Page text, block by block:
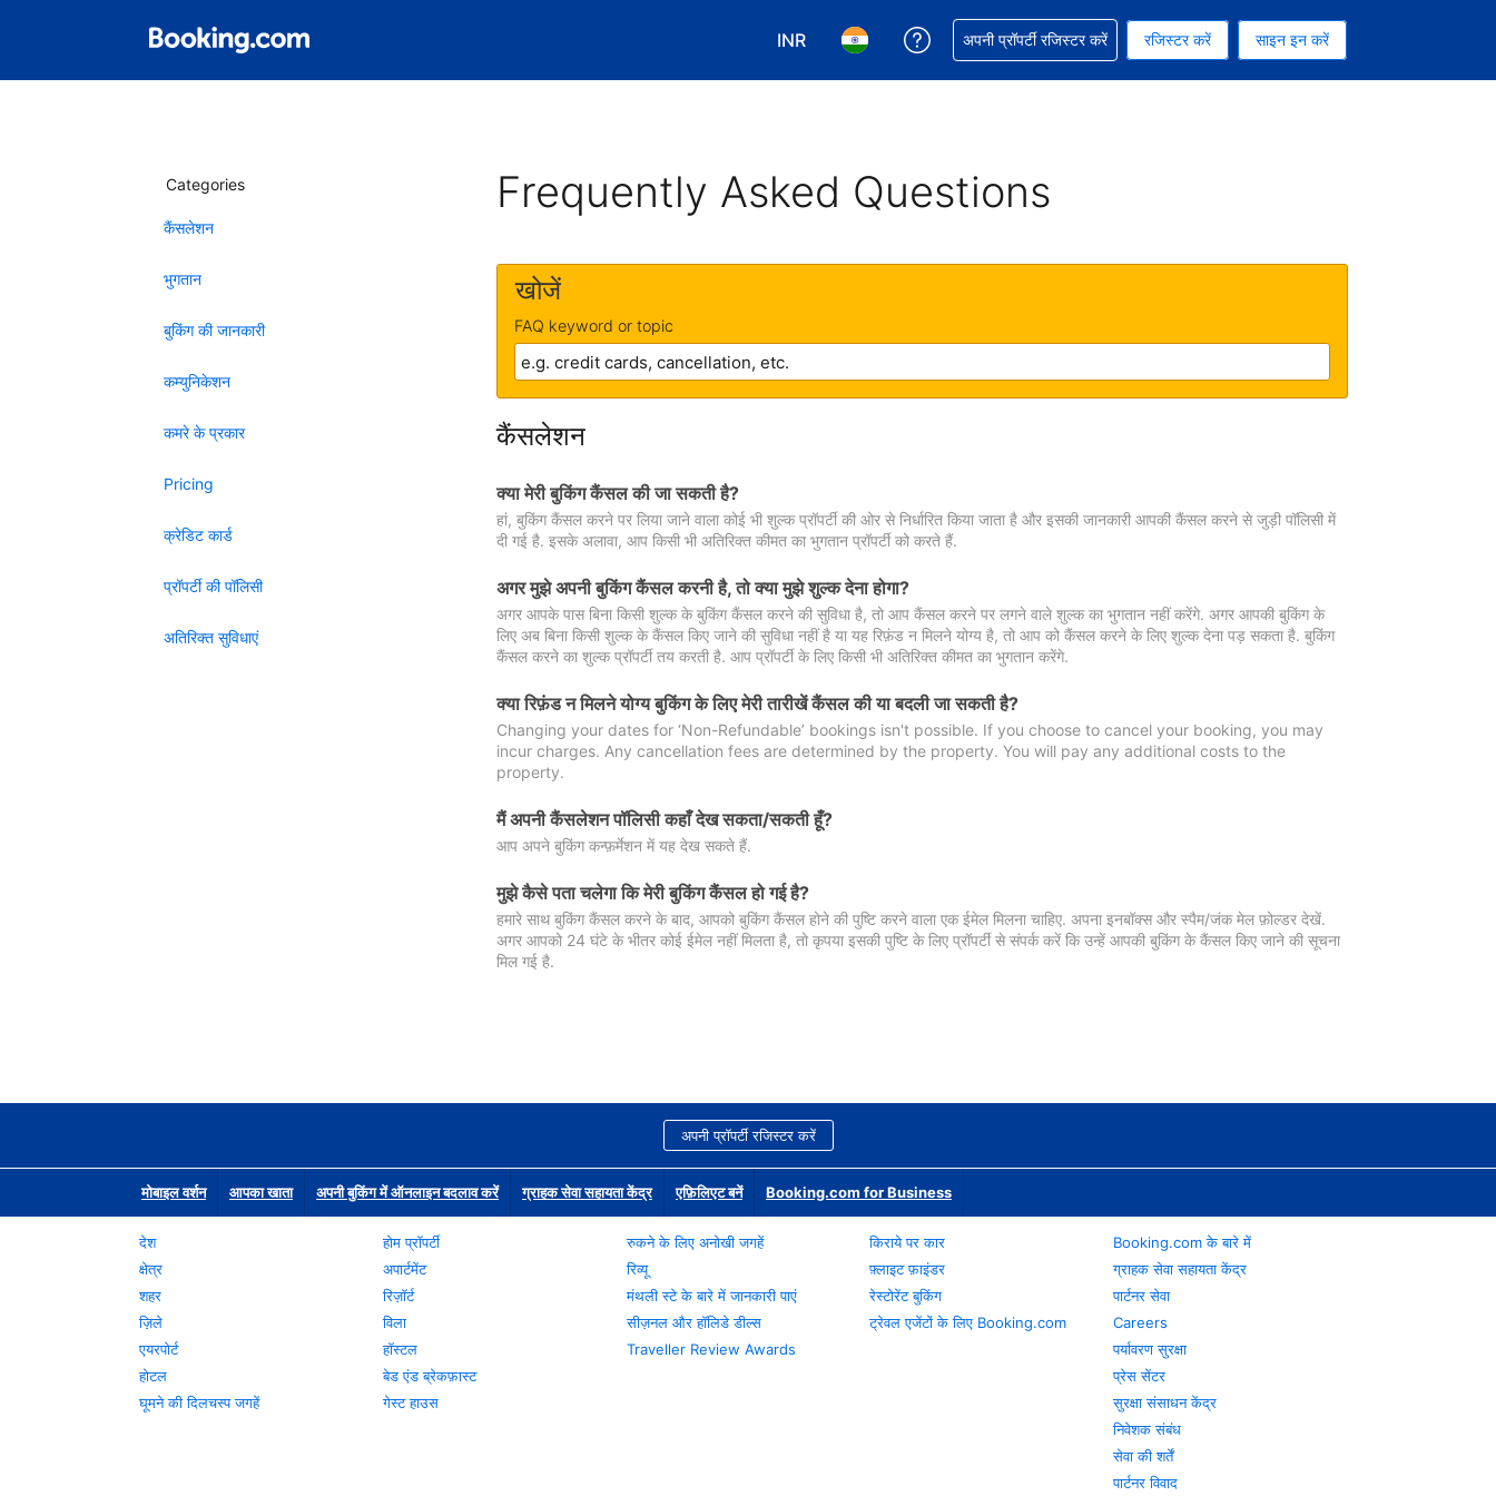
INR
अपनी करेंसी चुनें. आपने अभी INR करेंसी को चुना हुआ है
अपनी भाषा चुनें. आपने अभी हिन्दी भाषा को चुना हुआ है
अपनी बुकिंग में सहायता पाएं
अपनी प्रॉपर्टी रजिस्टर करें रजिस्टर करें साइन इन करें
Categories
कैंसलेशन
भुगतान
बुकिंग की जानकारी
कम्युनिकेशन
कमरे के प्रकार
Pricing
क्रेडिट कार्ड
प्रॉपर्टी की पॉलिसी
अतिरिक्त सुविधाएं
Frequently Asked Questions
खोजें
FAQ keyword or topic
कैंसलेशन
क्या मेरी बुकिंग कैंसल की जा सकती है?
हां, बुकिंग कैंसल करने पर लिया जाने वाला कोई भी शुल्क प्रॉपर्टी की ओर से निर्धारित किया जाता है और इसकी जानकारी आपकी कैंसल करने से जुड़ी पॉलिसी में
दी गई है. इसके अलावा, आप किसी भी अतिरिक्त कीमत का भुगतान प्रॉपर्टी को करते हैं.
अगर मुझे अपनी बुकिंग कैंसल करनी है, तो क्या मुझे शुल्क देना होगा?
अगर आपके पास बिना किसी शुल्क के बुकिंग कैंसल करने की सुविधा है, तो आप कैंसल करने पर लगने वाले शुल्क का भुगतान नहीं करेंगे. अगर आपकी बुकिंग के
लिए अब बिना किसी शुल्क के कैंसल किए जाने की सुविधा नहीं है या यह रिफ़ंड न मिलने योग्य है, तो आप को कैंसल करने के लिए शुल्क देना पड़ सकता है. बुकिंग
कैंसल करने का शुल्क प्रॉपर्टी तय करती है. आप प्रॉपर्टी के लिए किसी भी अतिरिक्त कीमत का भुगतान करेंगे.
क्या रिफ़ंड न मिलने योग्य बुकिंग के लिए मेरी तारीखें कैंसल की या बदली जा सकती है?
Changing your dates for ‘Non-Refundable’ bookings isn't possible. If you choose to cancel your booking, you may
incur charges. Any cancellation fees are determined by the property. You will pay any additional costs to the
property.
मैं अपनी कैंसलेशन पॉलिसी कहाँ देख सकता/सकती हूँ?
आप अपने बुकिंग कन्फ़र्मेशन में यह देख सकते हैं.
मुझे कैसे पता चलेगा कि मेरी बुकिंग कैंसल हो गई है?
हमारे साथ बुकिंग कैंसल करने के बाद, आपको बुकिंग कैंसल होने की पुष्टि करने वाला एक ईमेल मिलना चाहिए. अपना इनबॉक्स और स्पैम/जंक मेल फ़ोल्डर देखें.
अगर आपको 24 घंटे के भीतर कोई ईमेल नहीं मिलता है, तो कृपया इसकी पुष्टि के लिए प्रॉपर्टी से संपर्क करें कि उन्हें आपकी बुकिंग के कैंसल किए जाने की सूचना
मिल गई है.
अपनी प्रॉपर्टी रजिस्टर करें
मोबाइल वर्शन आपका खाता अपनी बुकिंग में ऑनलाइन बदलाव करें ग्राहक सेवा सहायता केंद्र एफ़िलिएट बनें Booking.com for Business
देश
क्षेत्र
शहर
ज़िले
एयरपोर्ट
होटल
घूमने की दिलचस्प जगहें
होम प्रॉपर्टी
अपार्टमेंट
रिज़ॉर्ट
विला
हॉस्टल
बेड एंड ब्रेकफ़ास्ट
गेस्ट हाउस
रुकने के लिए अनोखी जगहें
रिव्यू
मंथली स्टे के बारे में जानकारी पाएं
सीज़नल और हॉलिडे डील्स
Traveller Review Awards
किराये पर कार
फ़्लाइट फ़ाइंडर
रेस्टोरेंट बुकिंग
ट्रेवल एजेंटों के लिए Booking.com
Booking.com के बारे में
ग्राहक सेवा सहायता केंद्र
पार्टनर सेवा
Careers
पर्यावरण सुरक्षा
प्रेस सेंटर
सुरक्षा संसाधन केंद्र
निवेशक संबंध
सेवा की शर्तें
पार्टनर विवाद